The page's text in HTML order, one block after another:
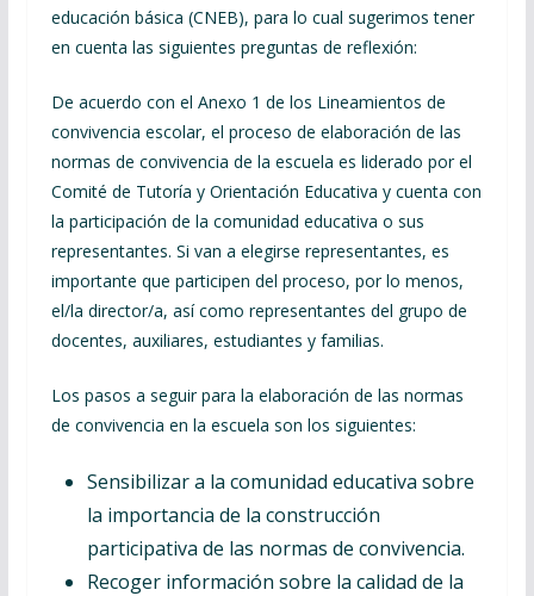
educación básica (CNEB), para lo cual sugerimos tener
en cuenta las siguientes preguntas de reflexión:
De acuerdo con el Anexo 1 de los Lineamientos de
convivencia escolar, el proceso de elaboración de las
normas de convivencia de la escuela es liderado por el
Comité de Tutoría y Orientación Educativa y cuenta con
la participación de la comunidad educativa o sus
representantes. Si van a elegirse representantes, es
importante que participen del proceso, por lo menos,
el/la director/a, así como representantes del grupo de
docentes, auxiliares, estudiantes y familias.
Los pasos a seguir para la elaboración de las normas
de convivencia en la escuela son los siguientes:
Sensibilizar a la comunidad educativa sobre
la importancia de la construcción
participativa de las normas de convivencia.
Recoger información sobre la calidad de la